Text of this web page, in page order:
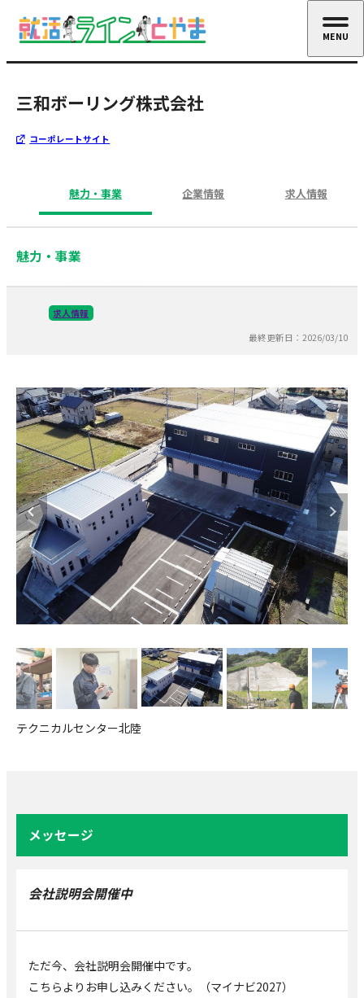
三和ボーリング株式会社
コーポレートサイト
魅力・事業 企業情報 求人情報
魅力・事業
求人情報
最終更新日：2026/03/10
テクニカルセンター北陸
メッセージ
会社説明会開催中
ただ今、会社説明会開催中です。
こちらよりお申し込みください。（マイナビ2027）
MENU